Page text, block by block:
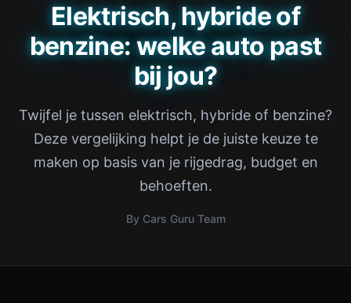
Elektrisch, hybride of
benzine: welke auto past
bij jou?
Twijfel je tussen elektrisch, hybride of benzine?
Deze vergelijking helpt je de juiste keuze te
maken op basis van je rijgedrag, budget en
behoeften.
By Cars Guru Team